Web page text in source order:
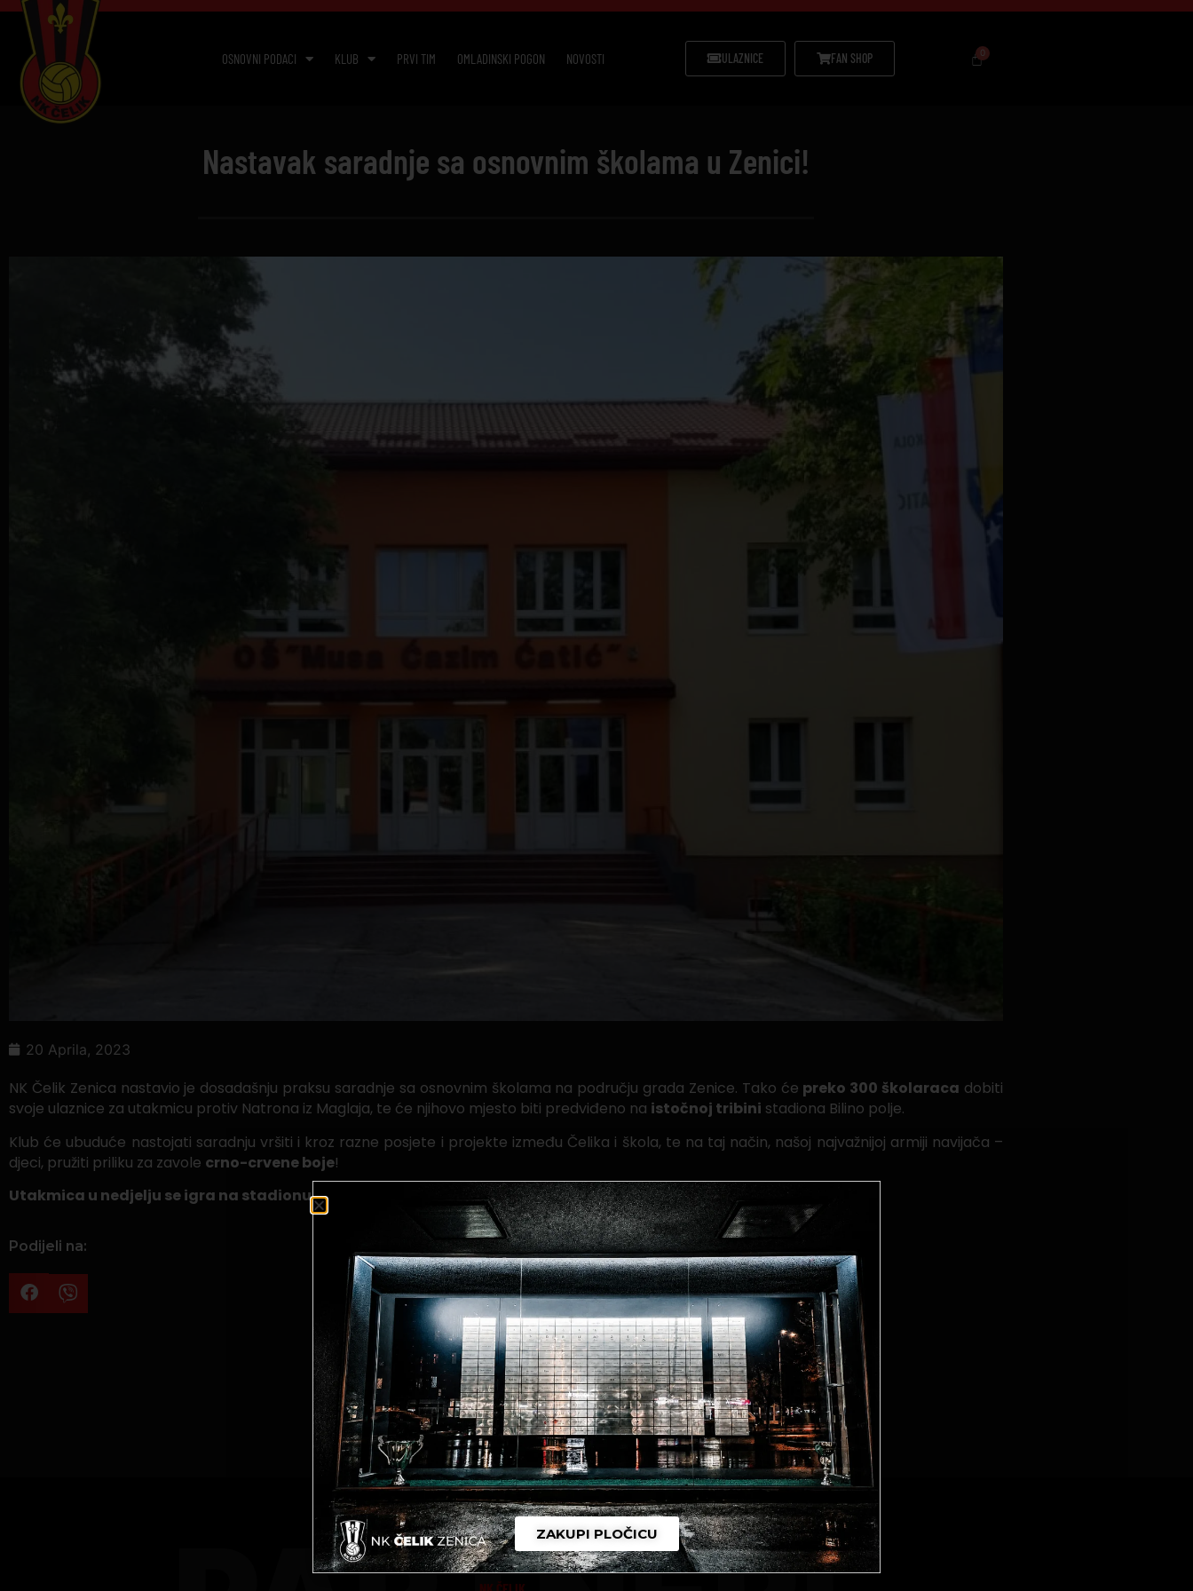
OSNOVNI PODACI KLUB PRVI TIM OMLADINSKI POGON NOVOSTI ULAZNICE FAN SHOP
Nastavak saradnje sa osnovnim školama u Zenici!
20 Aprila, 2023
NK Čelik Zenica nastavio je dosadašnju praksu saradnje sa osnovnim školama na području grada Zenice. Tako će preko 300 školaraca dobiti
svoje ulaznice za utakmicu protiv Natrona iz Maglaja, te će njihovo mjesto biti predviđeno na istočnoj tribini stadiona Bilino polje.
Klub će ubuduće nastojati saradnju vršiti i kroz razne posjete i projekte između Čelika i škola, te na taj način, našoj najvažnijoj armiji navijača –
djeci, pružiti priliku za zavole crno-crvene boje!
Utakmica u nedjelju se igra na stadionu Bilino polje s početkom u 19:00 sati.
Podijeli na:
ZAKUPI PLOČICU